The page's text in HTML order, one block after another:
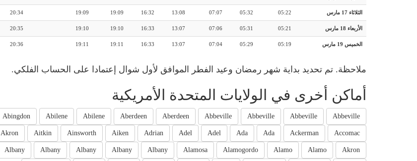
الثلاثاء 17 مارس 05:22
05:32
07:07
13:08
16:32
19:09
19:09
20:34
الأربعاء 18 مارس 05:21
05:31
07:06
13:07
16:33
19:10
19:10
20:35
الخميس 19 مارس 05:19
05:29
07:04
13:07
16:33
19:11
19:11
20:36
ملاحظة. تم تحديد بداية شهر رمضان وعيد الفطر الموافق لأول شوال إعتمادا على الحساب الفلكي.
أماكن أخرى في الولايات المتحدة الأمريكية
Abbeville
Abbeville
Abbeville
Abbeville
Aberdeen
Aberdeen
Abilene
Abilene
Abingdon
Accomac
Ackerman
Ada
Ada
Adel
Adel
Adrian
Aiken
Ainsworth
Aitkin
Akron
Akron
Alamo
Alamo
Alamogordo
Alamosa
Albany
Albany
Albany
Albany
Albany